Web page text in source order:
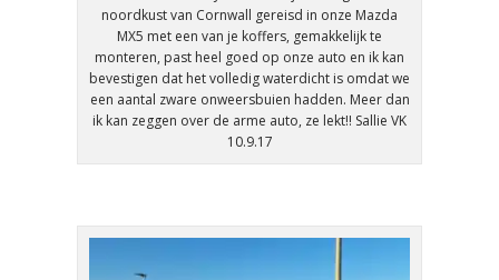
noordkust van Cornwall gereisd in onze Mazda
MX5 met een van je koffers, gemakkelijk te
monteren, past heel goed op onze auto en ik kan
bevestigen dat het volledig waterdicht is omdat we
een aantal zware onweersbuien hadden. Meer dan
ik kan zeggen over de arme auto, ze lekt!! Sallie VK
10.9.17